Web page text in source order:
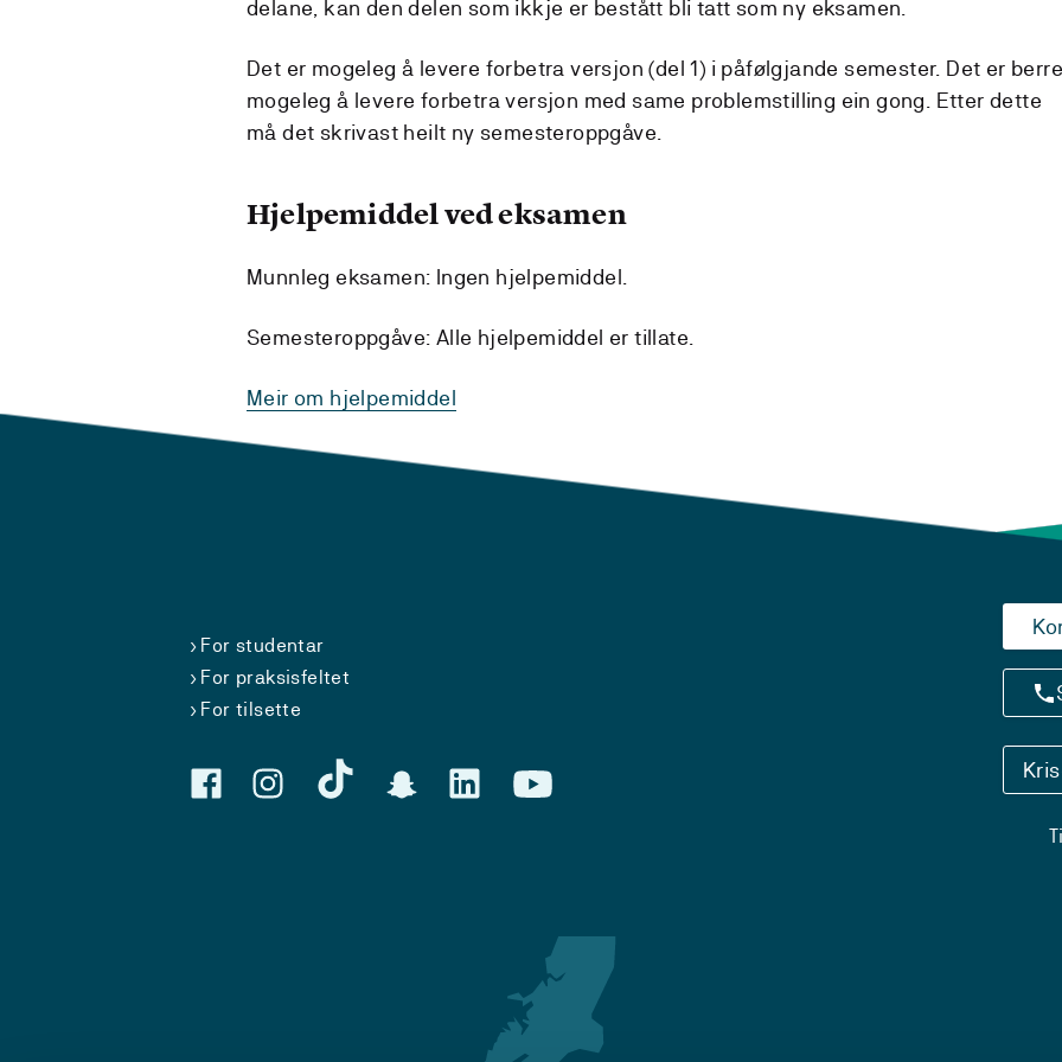
delane, kan den delen som ikkje er bestått bli tatt som ny eksamen.
Det er mogeleg å levere forbetra versjon (del 1) i påfølgjande semester. Det er
mogeleg å levere forbetra versjon med same problemstilling ein gong. Etter dette
må det skrivast heilt ny semesteroppgåve.
Hjelpemiddel ved eksamen
Munnleg eksamen: Ingen hjelpemiddel.
Semesteroppgåve: Alle hjelpemiddel er tillate.
Meir om hjelpemiddel
For studentar
For praksisfeltet
For tilsette